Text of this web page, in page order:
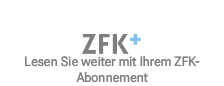
Lesen Sie weiter mit Ihrem ZFK-
Abonnement